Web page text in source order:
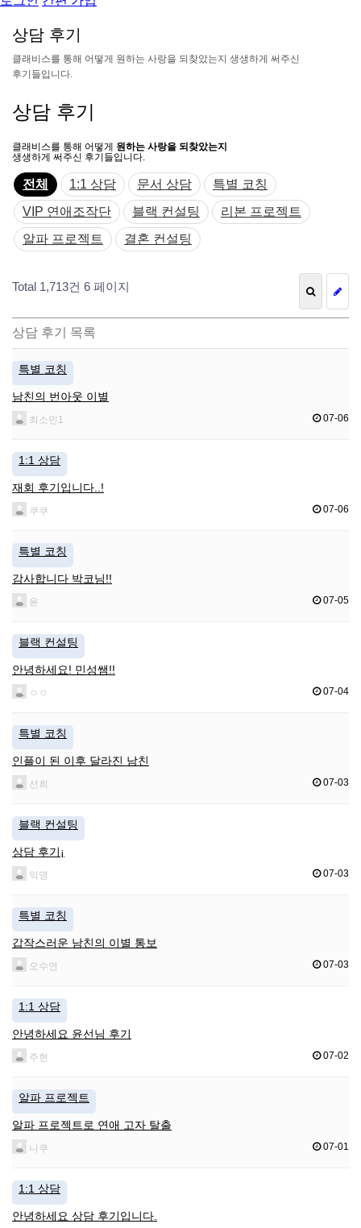
상담 후기
클래 비 스를 통해 어 떻게 원하는 사랑을 되 찾았는지 생생하게 써 주신
후기 들입 니 다.
상담 후기
클래비스를 통해 어떻게 원하는 사랑을 되찾았는지
생생하게 써주신 후기들입니다.
전체 1:1 상담 문서 상담
특별 코칭
VIP 연애조작단
블랙 컨설팅
리본 프로젝트
알파 프로젝트
결혼 컨설팅
Total 1,713건 6 페이지
상담 후기 목록
특별 코칭
남친의 번아웃 이별
최소민1 07-06
1:1 상담
재회 후기입니다..!
쿠쿠 07-06
특별 코칭
감사합니다 박코님!!
윤 07-05
블랙 컨설팅
안녕하세요! 민성쌤!!
ㅇㅇ 07-04
특별 코칭
인플이 된 이후 달라진 남친
선희 07-03
블랙 컨설팅
상담 후기¡
익명 07-03
특별 코칭
갑작스러운 남친의 이별 통보
오수연 07-03
1:1 상담
안녕하세요 윤선님 후기
주현 07-02
알파 프로젝트
알파 프로젝트로 연애 고자 탈출
니쿠 07-01
1:1 상담
안녕하세요 상담 후기입니다.